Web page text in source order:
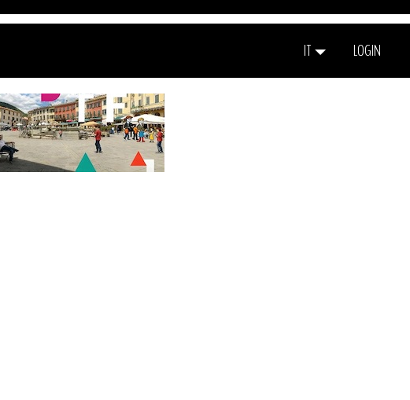
IT LOGIN